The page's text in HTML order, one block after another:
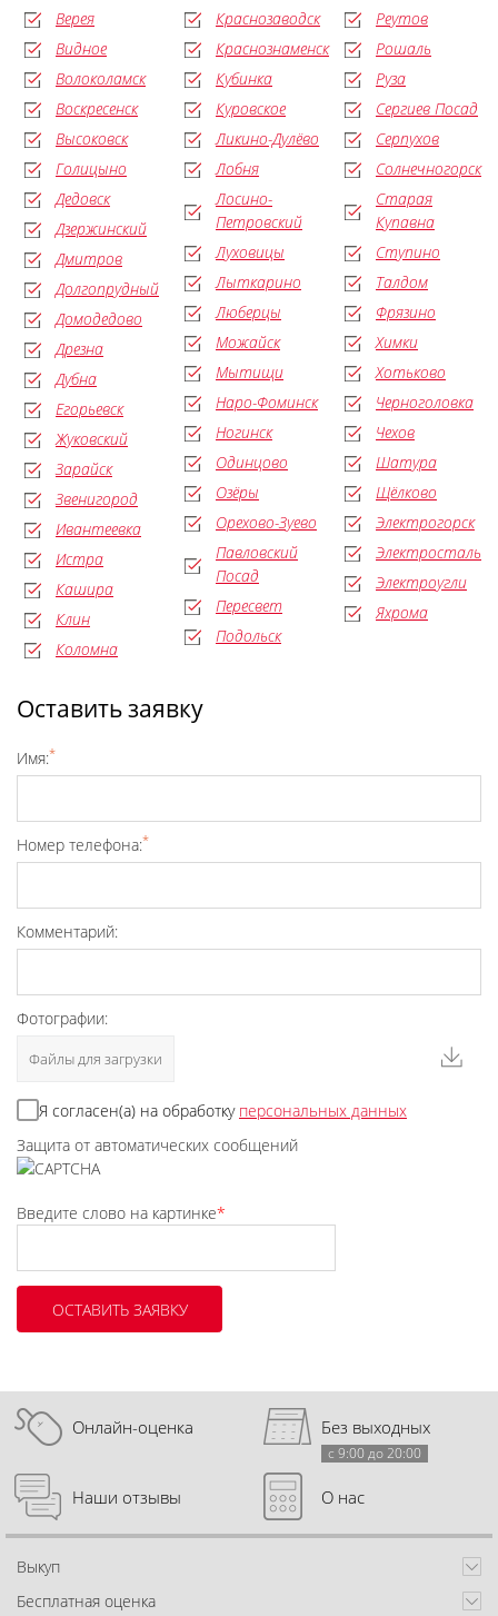
Верея
Видное
Волоколамск
Воскресенск
Высоковск
Голицыно
Дедовск
Дзержинский
Дмитров
Долгопрудный
Домодедово
Дрезна
Дубна
Егорьевск
Жуковский
Зарайск
Звенигород
Ивантеевка
Истра
Кашира
Клин
Коломна
Краснозаводск
Краснознаменск
Кубинка
Куровское
Ликино-Дулёво
Лобня
Лосино-
Петровский
Луховицы
Лыткарино
Люберцы
Можайск
Мытищи
Наро-Фоминск
Ногинск
Одинцово
Озёры
Орехово-Зуево
Павловский
Посад
Пересвет
Подольск
Реутов
Рошаль
Руза
Сергиев Посад
Серпухов
Солнечногорск
Старая
Купавна
Ступино
Талдом
Фрязино
Химки
Хотьково
Черноголовка
Чехов
Шатура
Щёлково
Электрогорск
Электросталь
Электроугли
Яхрома
Оставить заявку
Имя:*
Номер телефона:*
Комментарий:
Фотографии:
Файлы для загрузки
Я согласен(а) на обработку персональных данных
Защита от автоматических сообщений
Введите слово на картинке*
Онлайн-оценка Без выходных
с 9:00 до 20:00
Наши отзывы О нас
Выкуп
Бесплатная оценка